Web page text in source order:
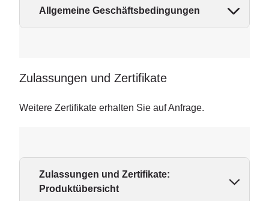
Allgemeine Geschäftsbedingungen
Zulassungen und Zertifikate
Weitere Zertifikate erhalten Sie auf Anfrage.
Zulassungen und Zertifikate:
Produktübersicht